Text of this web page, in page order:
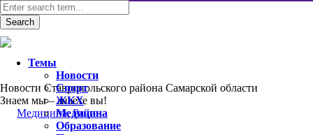
Новости Ставропольского района Самарской области
Знаем мы – знаете вы!
Медицина,Район
Темы
Новости
Спорт
ЖКХ
Медицина
Образование